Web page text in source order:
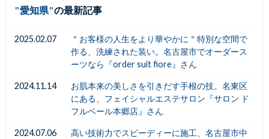
愛知県 の最新記事
2025.02.07
＂お客様の人生をより華やかに＂特別な空間で
作る、洗練された装い。名古屋市でオーダース
ーツなら『order suit fiore』さん
2024.11.14
お肌本来の美しさを引きだす手根の技。名東区
にある、フェイシャルエステサロン『サロン ド
フルベール本郷店』さん
2024.07.06
高い技術力でスピーディーに施工、名古屋市中